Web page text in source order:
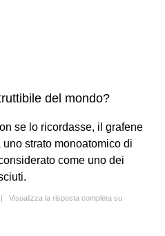
del mondo?
se lo ricordasse, il grafene
strato monoatomico di
come uno dei
Visualizza la risposta completa su